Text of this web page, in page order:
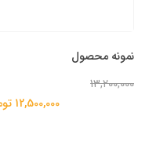
نمونه محصول
13,200,000
12,500,000 تومان